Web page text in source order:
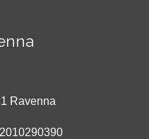
Ravenna